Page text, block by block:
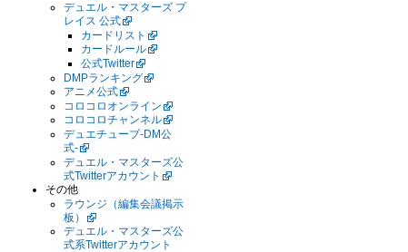
デュエル・マスターズ プ
レイス 公式
カードリスト
カードルール
公式Twitter
DMPランキング
アニメ公式
コロコロオンライン
コロコロチャンネル
デュエチューブ-DM公
式-
デュエル・マスターズ公
式Twitterアカウント
その他
ラウンジ（編集会議掲示
板）
デュエル・マスターズ公
式系Twitterアカウント